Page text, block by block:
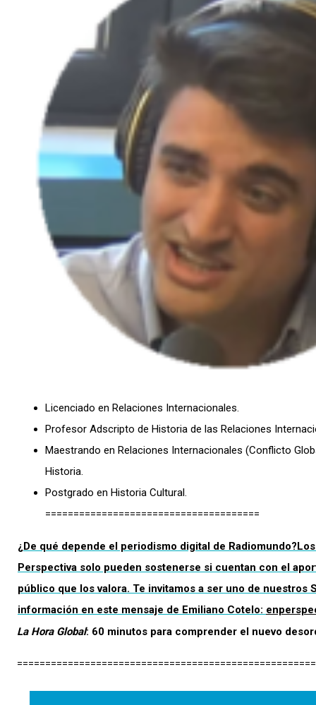
Licenciado en Relaciones Internacionales.
Profesor Adscripto de Historia de las Relaciones
Maestrando en Relaciones Internacionales (Conflicto
Historia.
Postgrado en Historia Cultural.
======================================
¿De qué depende el periodismo digital de Radiomundo?
Perspectiva solo pueden sostenerse si cuentan con el
público que los valora. Te invitamos a ser uno de nuestros
información en este mensaje de Emiliano Cotelo:
La Hora Global: 60 minutos para comprender el nuevo